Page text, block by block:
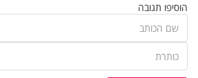
הוסיפו תגובה